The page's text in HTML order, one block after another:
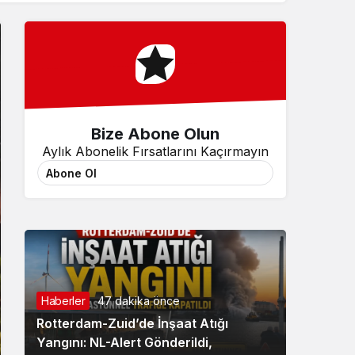
Sistem Modu
Bize Abone Olun
Aylık Abonelik Fırsatlarını Kaçırmayın
Abone Ol
Haberler 47 dakika önce
Rotterdam-Zuid’de İnşaat Atığı
Yangını: NL-Alert Gönderildi,